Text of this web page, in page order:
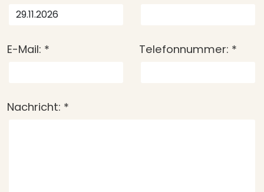
E-Mail: * Telefonnummer: *
Nachricht: *